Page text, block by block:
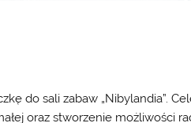
do sali zabaw „Nibylandia”.
oraz stworzenie możliwości